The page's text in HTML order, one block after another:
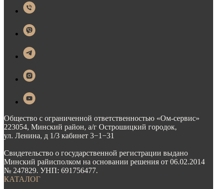
Общество с ограниченной ответственностью «Ом-сервис»
223054, Минский район, а/г Острошицкий городок,
ул. Ленина, д 1/3 кабинет 3−1−31
Свидетельство о государственной регистрации выдано
Минский райисполком на основании решения от 06.02.2014
№ 247829. УНП: 691756477.
КАТАЛОГ